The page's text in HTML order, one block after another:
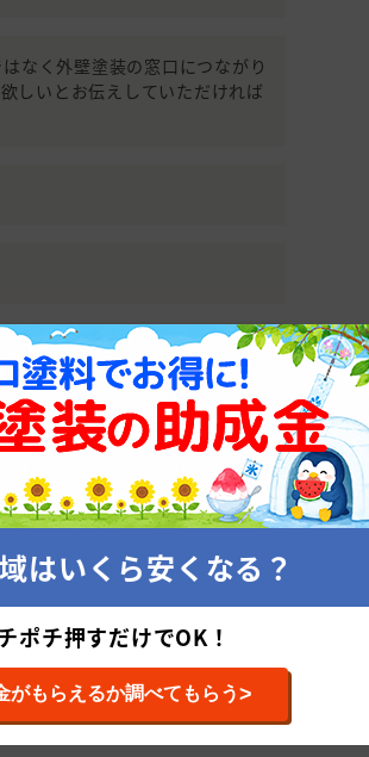
なく外壁塗装の窓口につながり
しいとお伝えしていただければ
始めてみませんか？
業者を紹介！
る
はいくら安くなる？
ポチ押すだけでOK！
がもらえるか調べてもらう>